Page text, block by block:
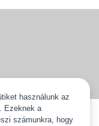
használunk az
Ezeknek a
számunkra, hogy